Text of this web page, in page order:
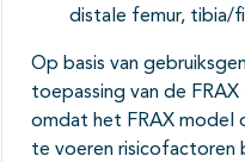
distale femur, tibia/
Op basis van
toepassing van de
omdat het FRAX model
te voeren risicofactoren